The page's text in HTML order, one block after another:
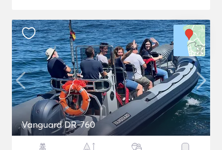
Vanguard DR-760